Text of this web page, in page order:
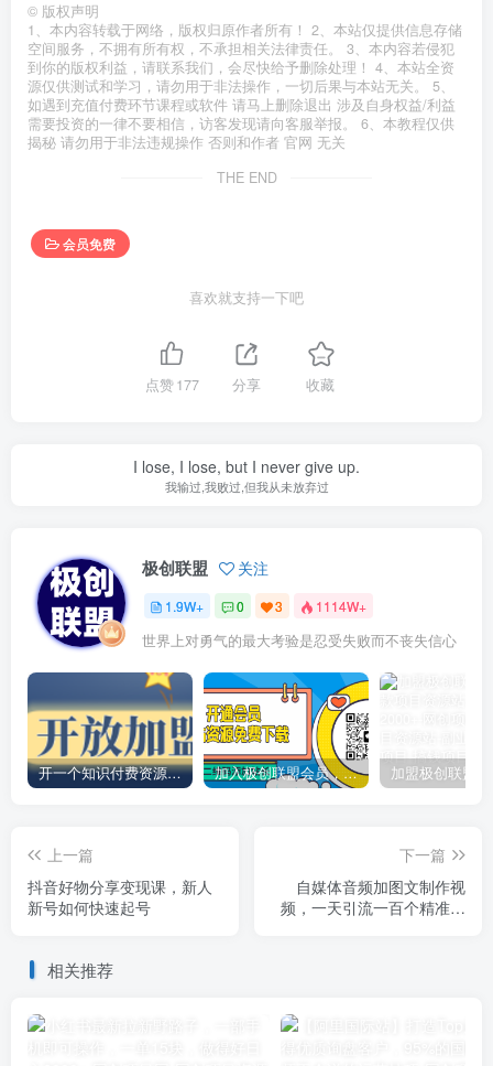
© 版权声明
1、本内容转载于网络，版权归原作者所有！ 2、本站仅提供信息存储
空间服务，不拥有所有权，不承担相关法律责任。 3、本内容若侵犯
到你的版权利益，请联系我们，会尽快给予删除处理！ 4、本站全资
源仅供测试和学习，请勿用于非法操作，一切后果与本站无关。 5、
如遇到充值付费环节课程或软件 请马上删除退出 涉及自身权益/利益
需要投资的一律不要相信，访客发现请向客服举报。 6、本教程仅供
揭秘 请勿用于非法违规操作 否则和作者 官网 无关
THE END
会员免费
喜欢就支持一下吧
点赞177 分享 收藏
I lose, I lose, but I never give up.
我输过,我败过,但我从未放弃过
极创联盟 关注
1.9W+ 0 3 1114W+
世界上对勇气的最大考验是忍受失败而不丧失信心
开一个知识付费资源网站，小白也能日入1000+ 加入极创联盟会员，全站资源免费学习。
上一篇
抖音好物分享变现课，新人
新号如何快速起号
下一篇
自媒体音频加图文制作视
频，一天引流一百个精准创
相关推荐